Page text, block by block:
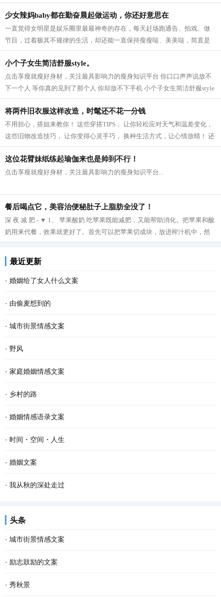
们要多锻炼我们的脚，促进血液循...
少女辣妈baby都在勤奋晨起做运动，你还好意思在
一直觉得女明星是娱乐圈里最最神奇的存在，每天赶场跑通告、拍戏、做
节目，过着极其不规律的生活，却还能一直保持瘦瘦哒、美美哒，简直是
羡慕死我们这些凡人啦~老天爷爷太不公...
小个子女生简洁舒服style。
点击享瘦就瘦好身材，关注最具影响力的瘦身知识平台 你口口声声说放不
下一个人 等你真的见到了那个人 你却放不下手机 小个子女生简洁舒服style
模特身高159CM 165cm半熟女生的轻熟小性...
将两件旧衣服这样改造，时髦还不花一分钱
不用担心，搭姐来教你！ 这些穿搭TIPS， 让你轻松应对天气和温差变化，
这些旧物改造技巧， 让你变得心灵手巧， 换种生活方式，让心情放晴！ 还
等什么，快点学起来吧！ 针织衫 风...
这位花臂妹纸练起瑜伽来也是帅到不行！
点击享瘦就瘦好身材，关注最具影响力的瘦身知识平台...
餐后喝点它，美容治便秘肚子上脂肪全没了！
深 夜 减 肥 - ▼ 1、 苹果酸奶 吃苹果既能减肥，又能帮助消化。把苹果和酸
奶用来代餐，效果就更好了。首先可以把苹果切成块，放进榨汁机中，然
后再把榨好的苹果汁与酸奶拌在一起...
最近更新
· 婚姻给了女人什么文案
· 由偷麦想到的
· 城市街景情感文案
· 野风
· 家庭婚姻情感文案
· 乡村的路
· 婚姻情感语录文案
· 时间・空间・人生
· 婚姻文案
· 我从秋的深处走过
头条
· 城市街景情感文案
· 励志鼓励的文案
· 秀秋景